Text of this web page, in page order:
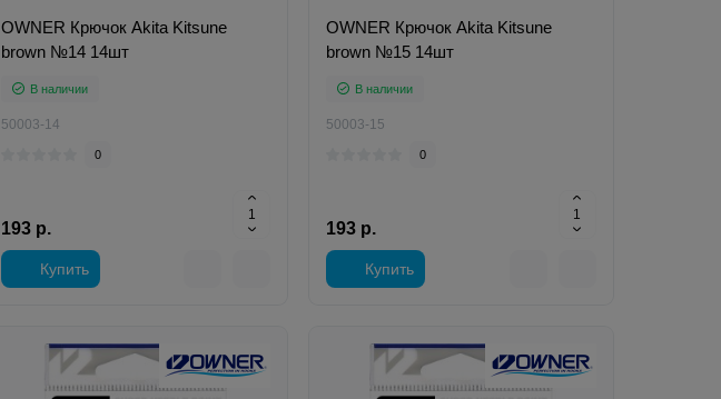
OWNER Крючок Akita Kitsune
brown №14 14шт
В наличии
50003-14
0
193 р.
Купить
OWNER Крючок Akita Kitsune
brown №15 14шт
В наличии
50003-15
0
193 р.
Купить